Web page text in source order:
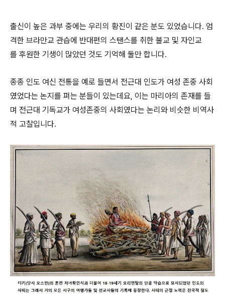
출신이 높은 과부 중에는 우리의 황진이 같은 분도 있었습니다. 엄
격한 브라만교 관습에 반대편의 스탠스를 취한 불교 및 자인교
를 후원한 기생이 많았던 것도 기억해 둘만 합니다.
종종 인도 여신 전통을 예로 들면서 전근대 인도가 여성 존중 사회
였었다는 논지를 펴는 분들이 있는데요, 이는 마리아의 존재를 들
며 전근대 기독교가 여성존중의 사회였다는 논리와 비슷한 비역사
적 고찰입니다.